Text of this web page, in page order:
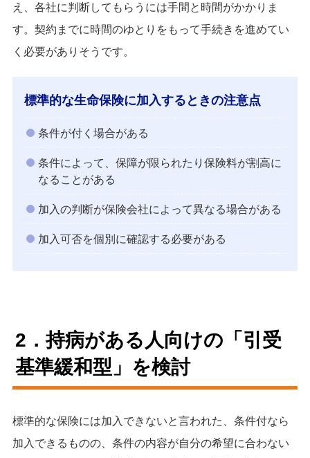
え、各社に判断してもらうには手間と時間がかかりま
す。契約までに時間のゆとりをもって手続きを進めてい
く必要がありそうです。
標準的な生命保険に加入するときの注意点
条件が付く場合がある
条件によって、保障が限られたり保険料が割高に
なることがある
加入の判断が保険会社によって異なる場合がある
加入可否を個別に確認する必要がある
2．持病がある人向けの「引受
基準緩和型」を検討
標準的な保険には加入できないと言われた、条件付なら
加入できるものの、条件の内容が自分の希望に合わない